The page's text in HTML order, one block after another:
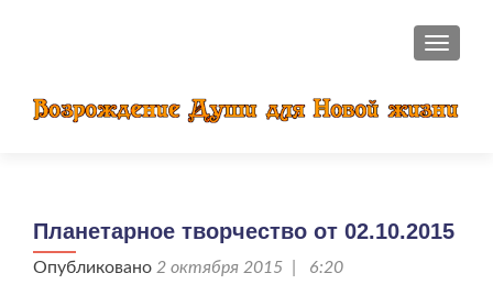
Планетарное творчество от 02.10.2015
Опубликовано 2 октября 2015 | 6:20